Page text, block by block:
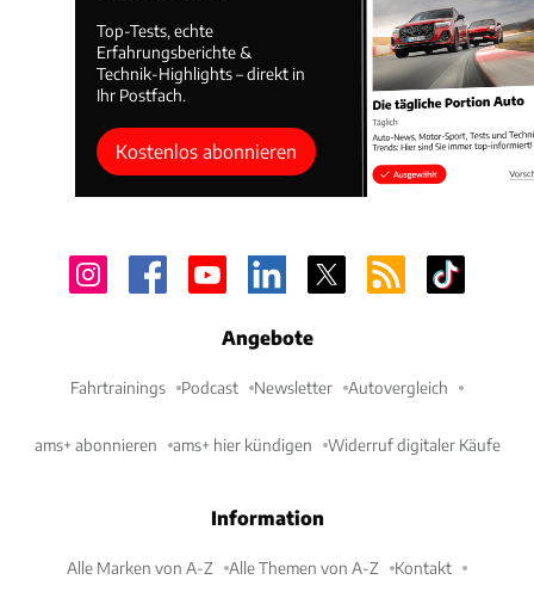
Top-Tests, echte
Erfahrungsberichte &
Technik-Highlights – direkt in
Ihr Postfach.
Kostenlos abonnieren
Angebote
Fahrtrainings Podcast Newsletter Autovergleich
ams+ abonnieren ams+ hier kündigen Widerruf digitaler Käufe
Information
Alle Marken von A-Z Alle Themen von A-Z Kontakt